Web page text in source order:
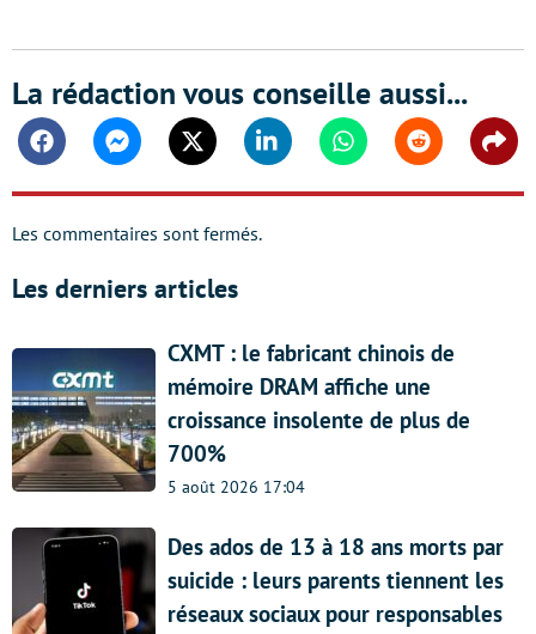
La rédaction vous conseille aussi...
FacebookMessengerTwitter Linkedin WhatsappReddit
Les commentaires sont fermés.
Les derniers articles
CXMT : le fabricant chinois de
mémoire DRAM affiche une
croissance insolente de plus de
700%
5 août 2026 17:04
Des ados de 13 à 18 ans morts par
suicide : leurs parents tiennent les
réseaux sociaux pour responsables